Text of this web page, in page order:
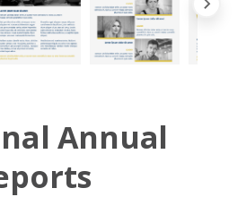
Annual